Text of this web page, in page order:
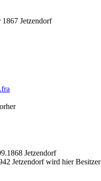
Jetzendorf
Jetzendorf
Jetzendorf wird hier Besitzer